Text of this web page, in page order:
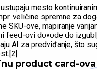
mesto
veličine spremne za
SKU-ove, mapiranje
feed-ovi dovode do
AI za predviđanje, što
product card-ova